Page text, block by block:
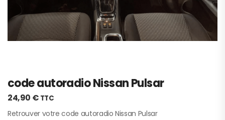
code autoradio Nissan Pulsar
24,90 € TTC
Retrouver votre code autoradio Nissan Pulsar